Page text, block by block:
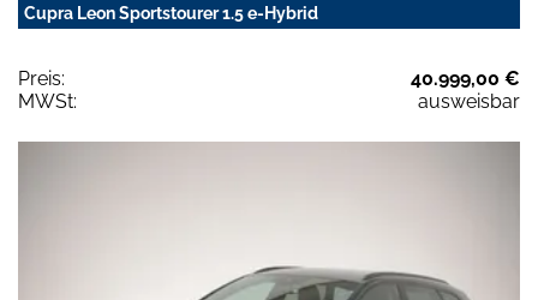
Cupra Leon Sportstourer 1.5 e-Hybrid
Preis:
40.999,00 €
MWSt:
ausweisbar